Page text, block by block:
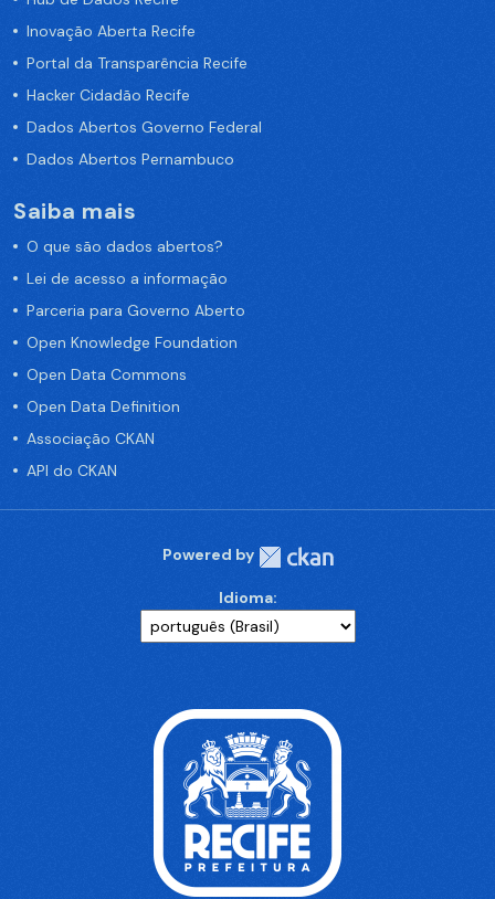
Inovação Aberta Recife
Portal da Transparência Recife
Hacker Cidadão Recife
Dados Abertos Governo Federal
Dados Abertos Pernambuco
Saiba mais
O que são dados abertos?
Lei de acesso a informação
Parceria para Governo Aberto
Open Knowledge Foundation
Open Data Commons
Open Data Definition
Associação CKAN
API do CKAN
Powered by
Idioma